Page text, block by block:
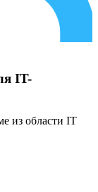
IT-
из области IT